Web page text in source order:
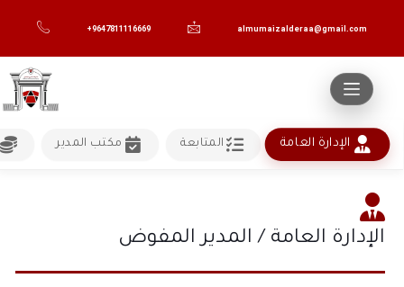
+9647811116669 almumaizalderaa@gmail.com
الإدارة العامة المتابعة مكتب المدير
الإدارة العامة / المدير المفوض